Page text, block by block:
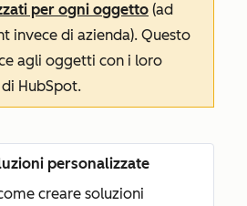
per ogni oggetto (ad
invece di azienda). Questo
agli oggetti con i loro
HubSpot.
personalizzate
creare soluzioni